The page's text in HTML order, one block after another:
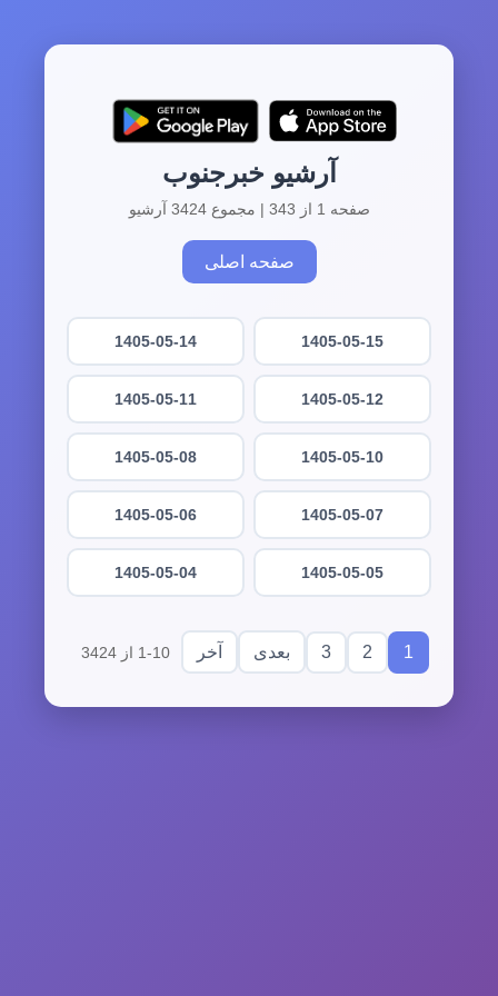
آرشیو خبرجنوب
صفحه 1 از 343 | مجموع 3424 آرشیو
صفحه اصلی
1405-05-15
1405-05-14
1405-05-12
1405-05-11
1405-05-10
1405-05-08
1405-05-07
1405-05-06
1405-05-05
1405-05-04
1
2
3 بعدی آخر 1-10 از 3424